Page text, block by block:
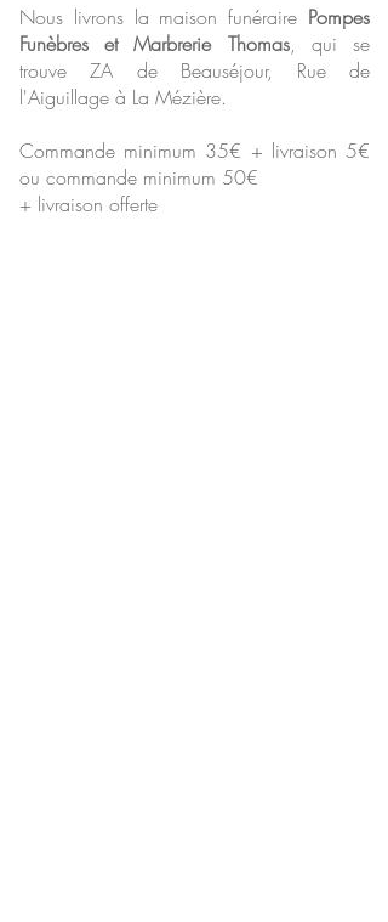
Nous livrons la maison funéraire Pompes
Funèbres et Marbrerie Thomas, qui se
trouveZA de Beauséjour, Rue de
l'Aiguillage à La Mézière.
Commande minimum 35€ + livraison 5€
ou commande minimum 50€
+ livraison offerte